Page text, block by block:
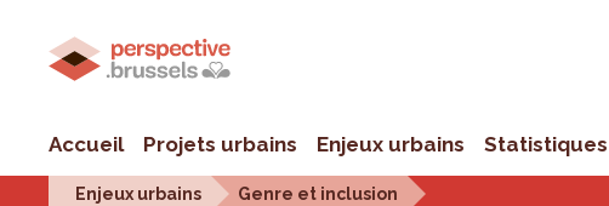
Accueil Projets urbains Enjeux urbains
Enjeux urbains Genre et inclusion